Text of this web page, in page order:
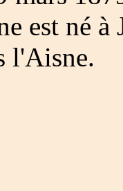
est né
l'Aisne.